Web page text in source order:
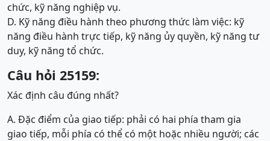
chức, kỹ năng nghiệp vụ.
D. Kỹ năng điều hành theo phương thức làm việc: kỹ
năng điều hành trực tiếp, kỹ năng ủy quyền, kỹ năng tư
duy, kỹ năng tổ chức.
Câu hỏi 25159:
Xác định câu đúng nhất?
A. Đặc điểm của giao tiếp: phải có hai phía tham gia
giao tiếp, mỗi phía có thể có một hoặc nhiều người; các